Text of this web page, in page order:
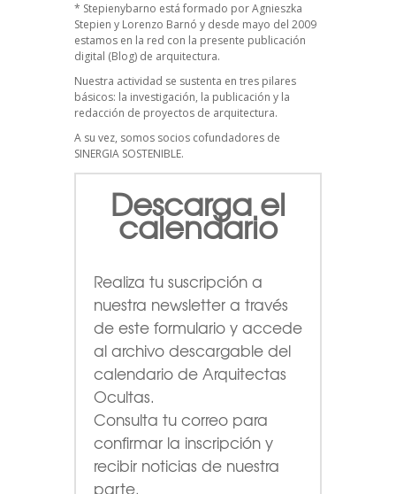
* Stepienybarno está formado por Agnieszka
Stepien y Lorenzo Barnó y desde mayo del 2009
estamos en la red con la presente publicación
digital (Blog) de arquitectura.
Nuestra actividad se sustenta en tres pilares
básicos: la investigación, la publicación y la
redacción de proyectos de arquitectura.
A su vez, somos socios cofundadores de
SINERGIA SOSTENIBLE.
Descarga el
calendario
Realiza tu suscripción a
nuestra newsletter a través
de este formulario y accede
al archivo descargable del
calendario de Arquitectas
Ocultas.
Consulta tu correo para
confirmar la inscripción y
recibir noticias de nuestra
parte.